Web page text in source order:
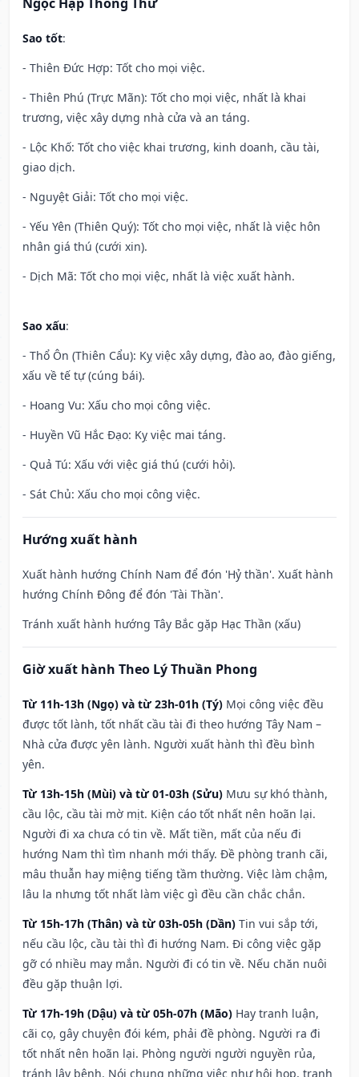
Sao tốt:
- Thiên Đức Hợp: Tốt cho mọi việc.
- Thiên Phú (Trực Mãn): Tốt cho mọi việc, nhất là khai
trương, việc xây dựng nhà cửa và an táng.
- Lộc Khố: Tốt cho việc khai trương, kinh doanh, cầu tài,
giao dịch.
- Nguyệt Giải: Tốt cho mọi việc.
- Yếu Yên (Thiên Quý): Tốt cho mọi việc, nhất là việc hôn
nhân giá thú (cưới xin).
- Dịch Mã: Tốt cho mọi việc, nhất là việc xuất hành.
Sao xấu:
- Thổ Ôn (Thiên Cẩu): Kỵ việc xây dựng, đào ao, đào giếng,
xấu về tế tự (cúng bái).
- Hoang Vu: Xấu cho mọi công việc.
- Huyền Vũ Hắc Đạo: Kỵ việc mai táng.
- Quả Tú: Xấu với việc giá thú (cưới hỏi).
- Sát Chủ: Xấu cho mọi công việc.
Hướng xuất hành
Xuất hành hướng Chính Nam để đón 'Hỷ thần'. Xuất hành
hướng Chính Đông để đón 'Tài Thần'.
Tránh xuất hành hướng Tây Bắc gặp Hạc Thần (xấu)
Giờ xuất hành Theo Lý Thuần Phong
Từ 11h-13h (Ngọ) và từ 23h-01h (Tý) Mọi công việc đều
được tốt lành, tốt nhất cầu tài đi theo hướng Tây Nam –
Nhà cửa được yên lành. Người xuất hành thì đều bình
yên.
Từ 13h-15h (Mùi) và từ 01-03h (Sửu) Mưu sự khó thành,
cầu lộc, cầu tài mờ mịt. Kiện cáo tốt nhất nên hoãn lại.
Người đi xa chưa có tin về. Mất tiền, mất của nếu đi
hướng Nam thì tìm nhanh mới thấy. Đề phòng tranh cãi,
mâu thuẫn hay miệng tiếng tầm thường. Việc làm chậm,
lâu la nhưng tốt nhất làm việc gì đều cần chắc chắn.
Từ 15h-17h (Thân) và từ 03h-05h (Dần) Tin vui sắp tới,
nếu cầu lộc, cầu tài thì đi hướng Nam. Đi công việc gặp
gỡ có nhiều may mắn. Người đi có tin về. Nếu chăn nuôi
đều gặp thuận lợi.
Từ 17h-19h (Dậu) và từ 05h-07h (Mão) Hay tranh luận,
cãi cọ, gây chuyện đói kém, phải đề phòng. Người ra đi
tốt nhất nên hoãn lại. Phòng người người nguyền rủa,
tránh lây bệnh. Nói chung những việc như hội họp, tranh